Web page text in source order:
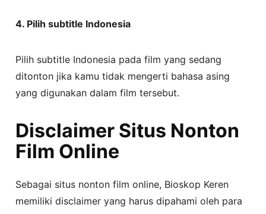
4. Pilih subtitle Indonesia
Pilih subtitle Indonesia pada film yang sedang
ditonton jika kamu tidak mengerti bahasa asing
yang digunakan dalam film tersebut.
Disclaimer Situs Nonton
Film Online
Sebagai situs nonton film online, Bioskop Keren
memiliki disclaimer yang harus dipahami oleh para